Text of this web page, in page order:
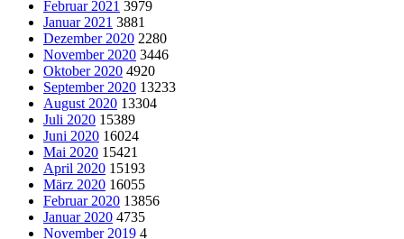
Februar 2021 3979
Januar 2021 3881
Dezember 2020 2280
November 2020 3446
Oktober 2020 4920
September 2020 13233
August 2020 13304
Juli 2020 15389
Juni 2020 16024
Mai 2020 15421
April 2020 15193
März 2020 16055
Februar 2020 13856
Januar 2020 4735
November 2019 4